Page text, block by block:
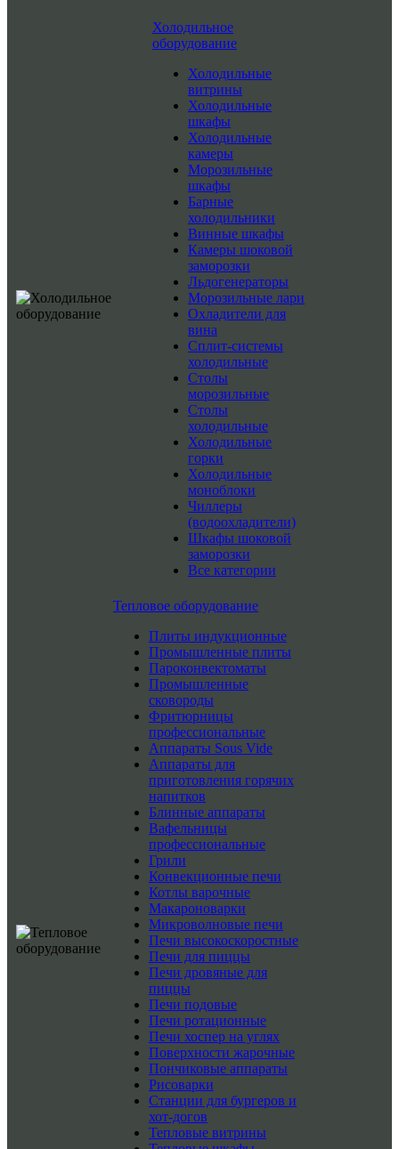
Холодильное
оборудование
Холодильные
витрины
Холодильные
шкафы
Холодильные
камеры
Морозильные
шкафы
Барные
холодильники
Винные шкафы
Камеры шоковой
заморозки
Льдогенераторы
Морозильные лари
Охладители для
вина
Сплит-системы
холодильные
Столы
морозильные
Столы
холодильные
Холодильные
горки
Холодильные
моноблоки
Чиллеры
(водоохладители)
Шкафы шоковой
заморозки
Все категории
Тепловое оборудование
Плиты индукционные
Промышленные плиты
Пароконвектоматы
Промышленные
сковороды
Фритюрницы
профессиональные
Аппараты Sous Vide
Аппараты для
приготовления горячих
напитков
Блинные аппараты
Вафельницы
профессиональные
Грили
Конвекционные печи
Котлы варочные
Макароноварки
Микроволновые печи
Печи высокоскоростные
Печи для пиццы
Печи дровяные для
пиццы
Печи подовые
Печи ротационные
Печи хоспер на углях
Поверхности жарочные
Пончиковые аппараты
Рисоварки
Станции для бургеров и
хот-догов
Тепловые витрины